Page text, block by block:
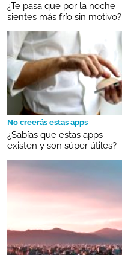
¿Te pasa que por la noche
sientes más frío sin motivo?
No creerás estas apps
¿Sabías que estas apps
existen y son súper útiles?